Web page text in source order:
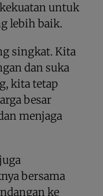
untuk
lebih baik.
singkat. Kita
dan suka
kita tetap
besar
menjaga
bersama
ke